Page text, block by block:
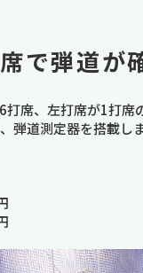
で弾道が
打席、左打席が1打席
道測定器を搭載しま